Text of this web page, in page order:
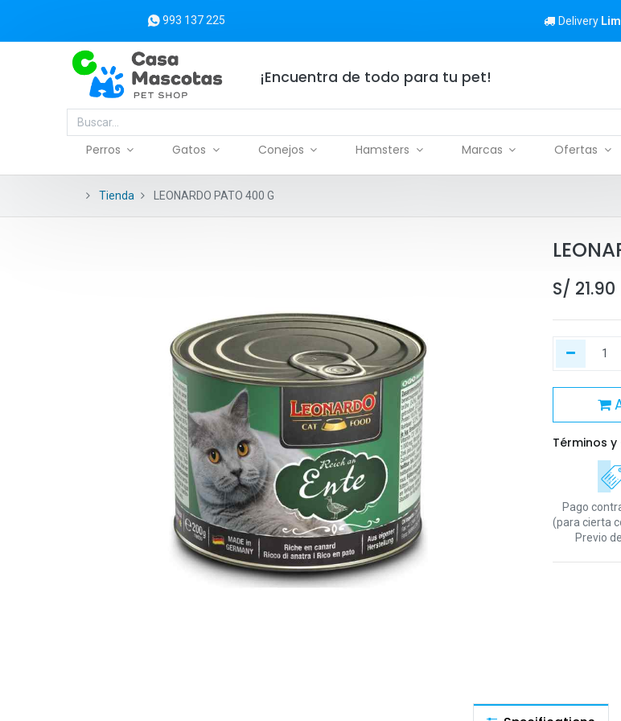
993 137 225 Delivery
¡Encuentra de todo para tu pet!
Perros Gatos Conejos Hamsters Marcas Ofertas
Tienda LEONARDO PATO 400 G
S/ 21.90
Términos
Pago
(para cierta
Previo